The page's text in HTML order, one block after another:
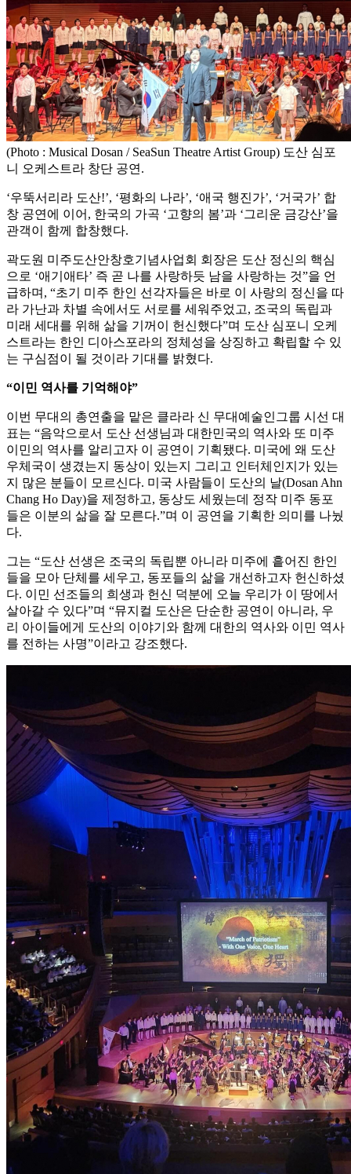
(Photo : Musical Dosan / SeaSun Theatre Artist Group) 도산 심포
니 오케스트라 창단 공연.
‘우뚝서리라 도산!’, ‘평화의 나라’, ‘애국 행진가’, ‘거국가’ 합
창 공연에 이어, 한국의 가곡 ‘고향의 봄’과 ‘그리운 금강산’을
관객이 함께 합창했다.
곽도원 미주도산안창호기념사업회 회장은 도산 정신의 핵심
으로 ‘애기애타’ 즉 곧 나를 사랑하듯 남을 사랑하는 것”을 언
급하며, “초기 미주 한인 선각자들은 바로 이 사랑의 정신을 따
라 가난과 차별 속에서도 서로를 세워주었고, 조국의 독립과
미래 세대를 위해 삶을 기꺼이 헌신했다”며 도산 심포니 오케
스트라는 한인 디아스포라의 정체성을 상징하고 확립할 수 있
는 구심점이 될 것이라 기대를 밝혔다.
“이민 역사를 기억해야”
이번 무대의 총연출을 맡은 클라라 신 무대예술인그룹 시선 대
표는 “음악으로서 도산 선생님과 대한민국의 역사와 또 미주
이민의 역사를 알리고자 이 공연이 기획됐다. 미국에 왜 도산
우체국이 생겼는지 동상이 있는지 그리고 인터체인지가 있는
지 많은 분들이 모르신다. 미국 사람들이 도산의 날(Dosan Ahn
Chang Ho Day)을 제정하고, 동상도 세웠는데 정작 미주 동포
들은 이분의 삶을 잘 모른다.”며 이 공연을 기획한 의미를 나눴
다.
그는 “도산 선생은 조국의 독립뿐 아니라 미주에 흩어진 한인
들을 모아 단체를 세우고, 동포들의 삶을 개선하고자 헌신하셨
다. 이민 선조들의 희생과 헌신 덕분에 오늘 우리가 이 땅에서
살아갈 수 있다”며 “뮤지컬 도산은 단순한 공연이 아니라, 우
리 아이들에게 도산의 이야기와 함께 대한의 역사와 이민 역사
를 전하는 사명”이라고 강조했다.